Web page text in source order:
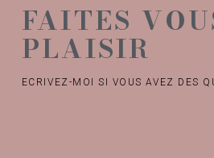
FAITES
PLAISIR
ECRIVEZ-MOI SI VOUS AVEZ DES